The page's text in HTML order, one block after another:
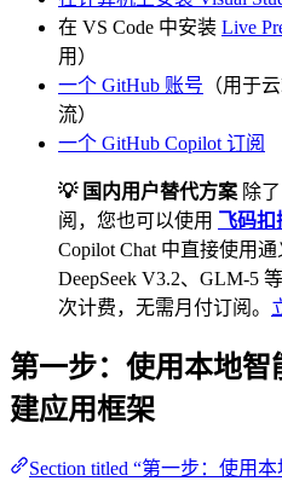
在 VS Code 中安装 Live
用）
一个 GitHub 账号 （用于
流）
一个 GitHub Copilot 订阅
💡 国内用户替代方案 除
阅，您也可以使用 飞码扣
Copilot Chat 中直接使用通
DeepSeek V3.2、GLM-5
次计费，无需月付订阅。
第一步：使用本地智
建应用框架
Section titled “第一步：使用